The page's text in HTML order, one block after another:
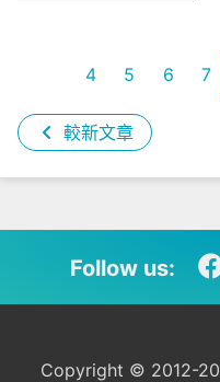
較新文章
4 5 6 7
Follow us:
Copyright © 2012-